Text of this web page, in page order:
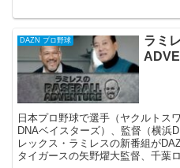
DAZN プロ野球
ラミ
日本プロ野球で選手（ヤクルトス
DNAベイスターズ）、監督（横浜
レックス・ラミレスの新番組が
タイガースの矢野燿大監督、千葉